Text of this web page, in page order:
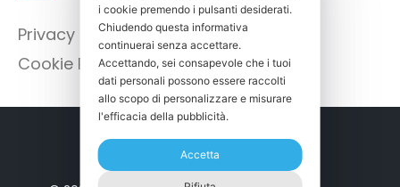
Privacy Policy
Cookie Policy
i cookie premendo i pulsanti desiderati.
Chiudendo questa informativa
continuerai senza accettare.
Accettando, sei consapevole che i tuoi
dati personali possono essere raccolti
allo scopo di personalizzare e misurare
l'efficacia della pubblicità.
Accetta